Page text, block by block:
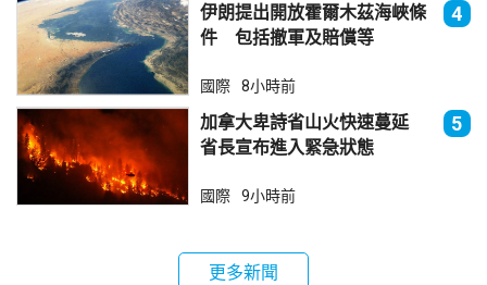
伊朗提出開放霍爾木茲海峽條
件 包括撤軍及賠償等
4
國際 8小時前
加拿大卑詩省山火快速蔓延
省長宣布進入緊急狀態
5
國際 9小時前
更多新聞